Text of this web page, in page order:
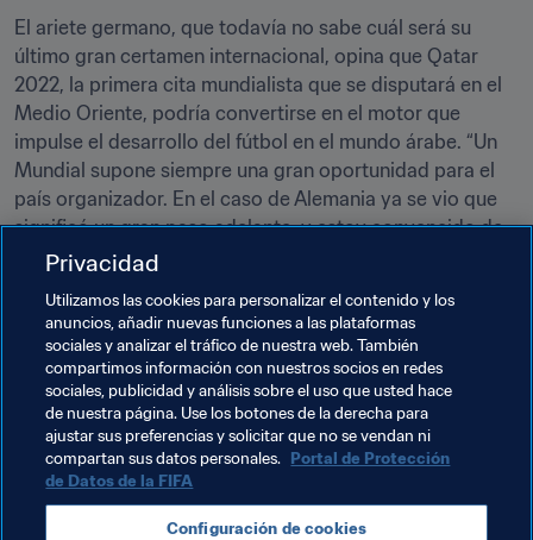
El ariete germano, que todavía no sabe cuál será su
último gran certamen internacional, opina que Qatar
2022, la primera cita mundialista que se disputará en el
Medio Oriente, podría convertirse en el motor que
impulse el desarrollo del fútbol en el mundo árabe. “Un
Mundial supone siempre una gran oportunidad para el
país organizador. En el caso de Alemania ya se vio que
significó un gran paso adelante, y estoy convencido de
que en un país árabe puede tener un efecto muy
oportunidad así y saber aprovecharla para que su
inercia positiva se prolongue también una vez terminado
el certamen”, concluye.
Temas relacionados
Copa Mundial de la FIFA Catar 2022™ Alemania
Privacidad
Utilizamos las cookies para personalizar el contenido y los
anuncios, añadir nuevas funciones a las plataformas
sociales y analizar el tráfico de nuestra web. También
compartimos información con nuestros socios en redes
sociales, publicidad y análisis sobre el uso que usted hace
de nuestra página. Use los botones de la derecha para
ajustar sus preferencias y solicitar que no se vendan ni
compartan sus datos personales. Portal de Protección
de Datos de la FIFA
Configuración de cookies